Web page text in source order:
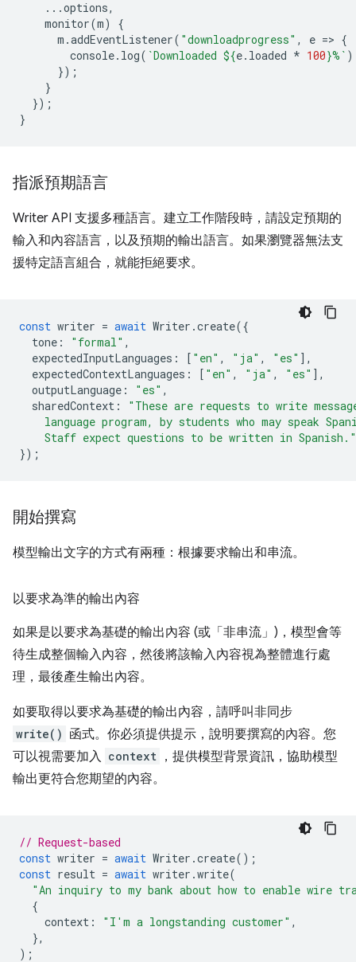
...options,
monitor(m)
{
m .addEventListener( "downloadprogress" , e => {
console. log( `Downloaded ${e. loaded * 100}%`
});
}
});
}
指派預期語言
Writer API 支援多種語言。建立工作階段時，請設定預期的
輸入和內容語言，以及預期的輸出語言。如果瀏覽器無法支
援特定語言組合，就能拒絕要求。
const writer = await Writer .create({
tone : "formal" ,
expectedInputLanguages : [ "en" , "ja" , "es" ],
expectedContextLanguages : [ "en" , "ja" , "es" ],
outputLanguage : "es" ,
sharedContext :
"These are requests to write
language program, by students who may speak
    Staff expect questions to be written in Spanish."
});
開始撰寫
模型輸出文字的方式有兩種：根據要求輸出和串流。
以要求為準的輸出內容
如果是以要求為基礎的輸出內容 (或「非串流」)，模型會等
待生成整個輸入內容，然後將該輸入內容視為整體進行處
理，最後產生輸出內容。
如要取得以要求為基礎的輸出內容，請呼叫非同步
write() 函式。你必須提供提示，說明要撰寫的內容。您
可以視需要加入 context ，提供模型背景資訊，協助模型
輸出更符合您期望的內容。
// Request-based
const writer = await Writer .create();
const result = await writer .write(
"An inquiry to my bank about how to enable wire
{
context : "I'm a longstanding customer" ,
},
);